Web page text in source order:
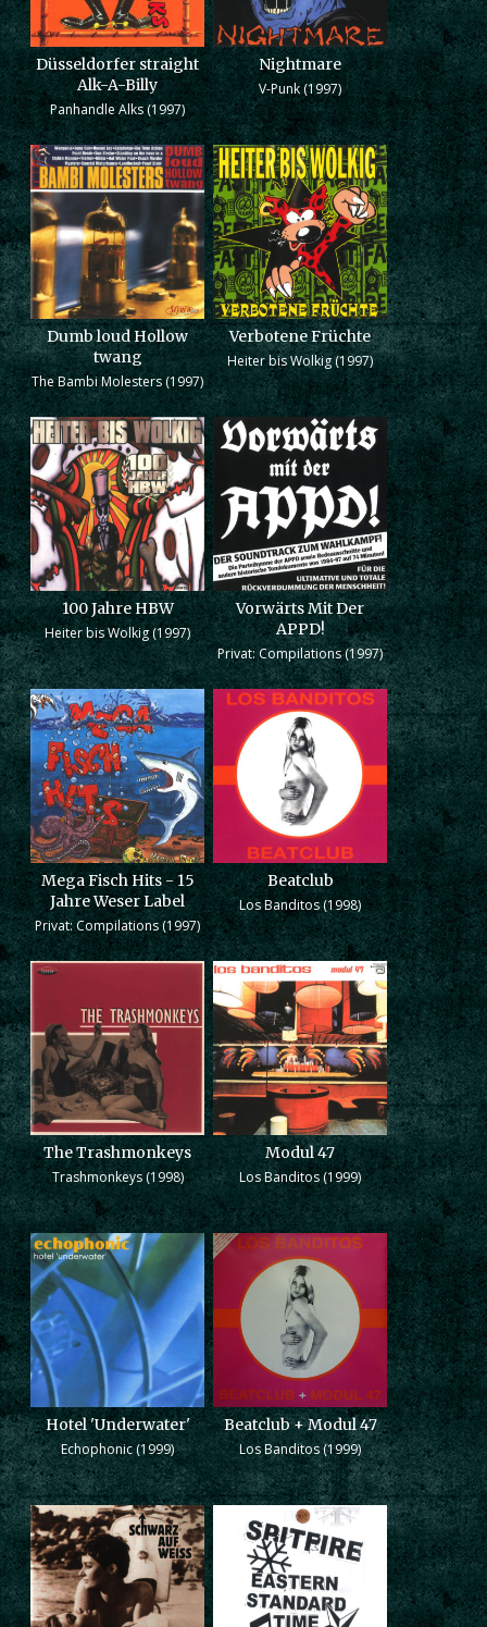
Düsseldorfer straight
Alk-A-Billy
Panhandle Alks (1997)
Nightmare
V-Punk (1997)
Dumb loud Hollow
twang
The Bambi Molesters (1997)
Verbotene Früchte
Heiter bis Wolkig (1997)
100 Jahre HBW
Heiter bis Wolkig (1997)
Vorwärts Mit Der
APPD!
Privat: Compilations (1997)
Mega Fisch Hits - 15
Jahre Weser Label
Privat: Compilations (1997)
Beatclub
Los Banditos (1998)
The Trashmonkeys
Trashmonkeys (1998)
Modul 47
Los Banditos (1999)
Hotel 'Underwater'
Echophonic (1999)
Beatclub + Modul 47
Los Banditos (1999)